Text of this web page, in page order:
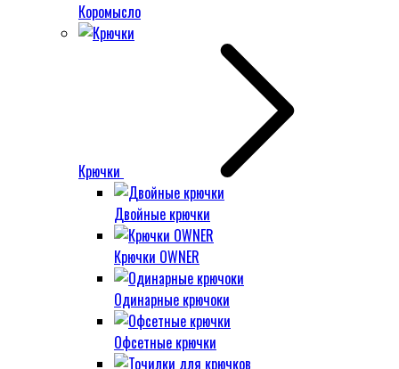
Коромысло
Крючки
Двойные крючки
Крючки OWNER
Одинарные крючоки
Офсетные крючки